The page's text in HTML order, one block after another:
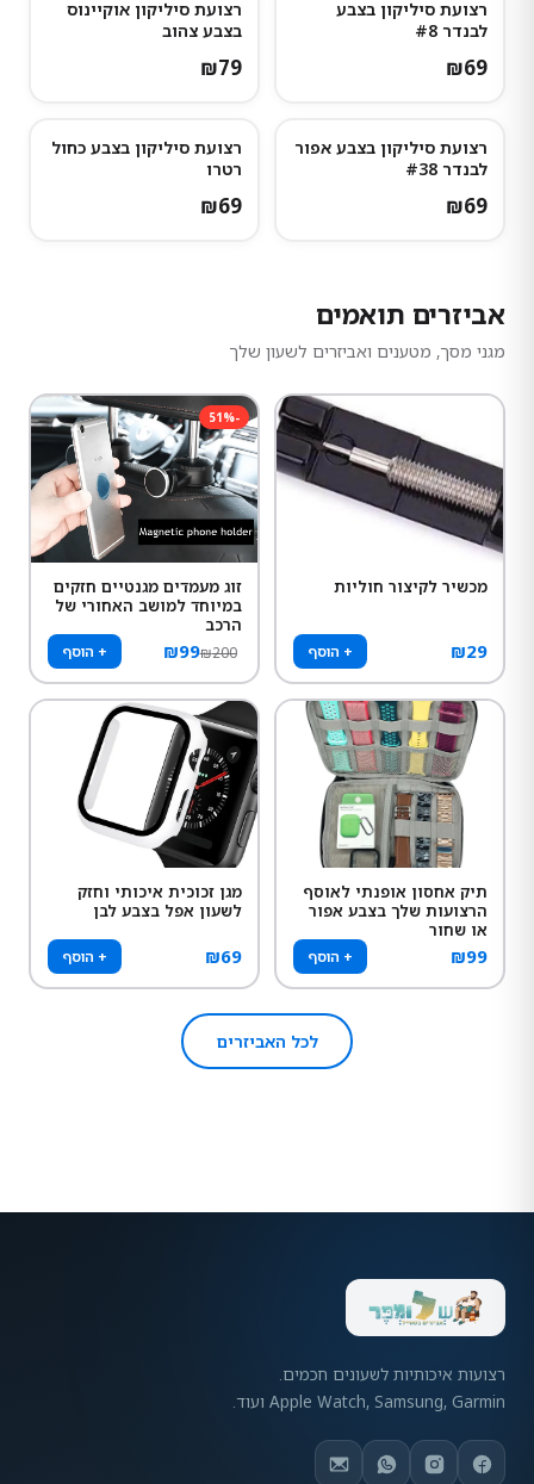
רצועת סיליקון בצבע
לבנדר #8
₪69
רצועת סיליקון אוקיינוס
בצבע צהוב
₪79
רצועת סיליקון בצבע אפור
לבנדר #38
₪69
רצועת סיליקון בצבע כחול
רטרו
₪69
אביזרים תואמים
מגני מסך, מטענים ואביזרים לשעון שלך
מכשיר לקיצור חוליות
₪29 + הוסף
-
51%
זוג מעמדים מגנטיים חזקים
במיוחד למושב האחורי של
הרכב
₪99₪200 + הוסף
תיק אחסון אופנתי לאוסף
הרצועות שלך בצבע אפור
או שחור
₪99 + הוסף
מגן זכוכית איכותי וחזק
לשעון אפל בצבע לבן
₪69 + הוסף
לכל האביזרים
רצועות איכותיות לשעונים חכמים.
Apple Watch, Samsung, Garmin ועוד.